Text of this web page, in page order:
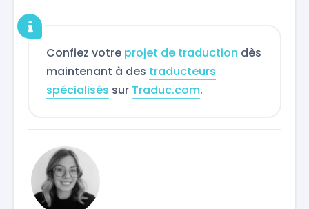
Confiez votre projet de traduction dès
maintenant à des traducteurs
spécialisés sur Traduc.com.